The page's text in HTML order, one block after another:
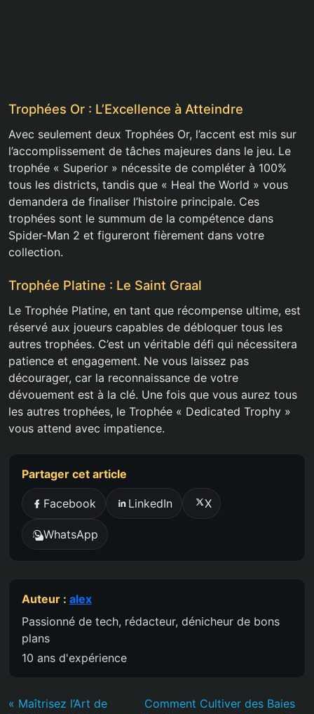
Trophées Or : L’Excellence à Atteindre
Avec seulement deux Trophées Or, l’accent est mis sur
l’accomplissement de tâches majeures dans le jeu. Le
trophée « Superior » nécessite de compléter à 100%
tous les districts, tandis que « Heal the World » vous
demandera de finaliser l’histoire principale. Ces
trophées sont le summum de la compétence dans
Spider-Man 2 et figureront fièrement dans votre
collection.
Trophée Platine : Le Saint Graal
Le Trophée Platine, en tant que récompense ultime, est
réservé aux joueurs capables de débloquer tous les
autres trophées. C’est un véritable défi qui nécessitera
patience et engagement. Ne vous laissez pas
décourager, car la reconnaissance de votre
dévouement est à la clé. Une fois que vous aurez tous
les autres trophées, le Trophée « Dedicated Trophy »
vous attend avec impatience.
Partager cet article
Facebook LinkedIn X
WhatsApp
Auteur : alex
Passionné de tech, rédacteur, dénicheur de bons
plans
10 ans d'expérience
« Maîtrisez l’Art de
Comment Cultiver des Baies